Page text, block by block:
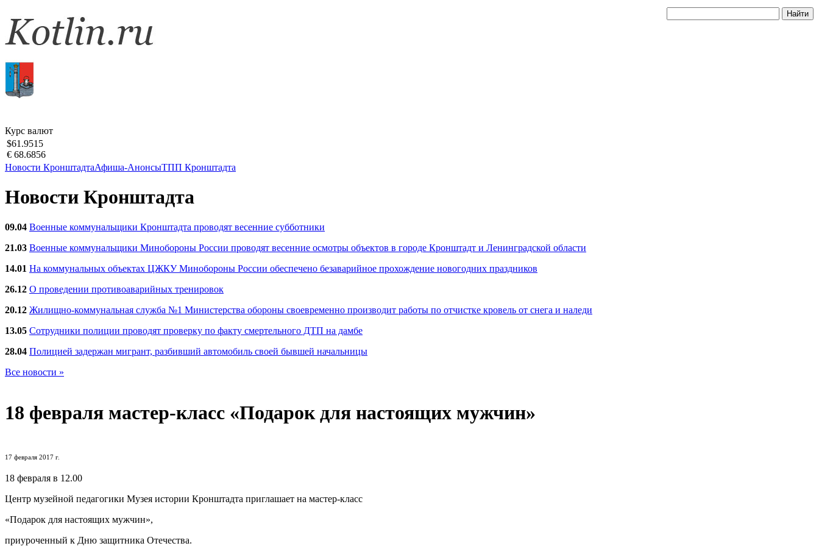
Курс валют
$61.9515
€ 68.6856
Новости КронштадтаАфиша-АнонсыТПП Кронштадта
Новости Кронштадта
09.04 Военные коммунальщики Кронштадта проводят весенние субботники
21.03 Военные коммунальщики Минобороны России проводят весенние осмотры объектов в городе Кронштадт и Ленинградской области
14.01 На коммунальных объектах ЦЖКУ Минобороны России обеспечено безаварийное прохождение новогодних праздников
26.12 О проведении противоаварийных тренировок
20.12 Жилищно-коммунальная служба №1 Министерства обороны своевременно производит работы по отчистке кровель от снега и наледи
13.05 Сотрудники полиции проводят проверку по факту смертельного ДТП на дамбе
28.04 Полицией задержан мигрант, разбивший автомобиль своей бывшей начальницы
Все новости »
18 февраля мастер-класс «Подарок для настоящих мужчин»
17 февраля 2017 г.
18 февраля в 12.00
Центр музейной педагогики Музея истории Кронштадта приглашает на мастер-класс
«Подарок для настоящих мужчин»,
приуроченный к Дню защитника Отечества.